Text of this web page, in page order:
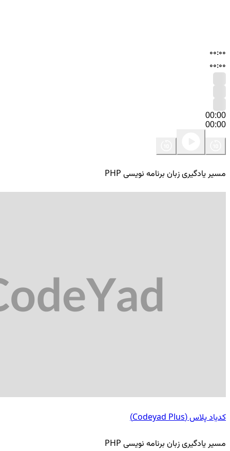
00:00
00:00
00:00
00:00
مسیر یادگیری زبان برنامه نویسی PHP
کدیاد پلاس (Codeyad Plus)
مسیر یادگیری زبان برنامه نویسی PHP